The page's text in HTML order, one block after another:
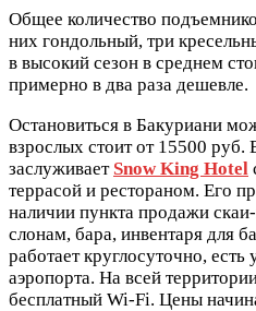
Общее количество
них гондольный, три
в высокий сезон в среднем
примерно в два раза дешевле.
Остановиться в Бакуриани
взрослых стоит от 15500 руб.
заслуживает Snow King Hotel
террасой и рестораном. Его
наличии пункта продажи
слонам, бара, инвентаря для
работает круглосуточно,
аэропорта. На всей
бесплатный Wi-Fi. Цены